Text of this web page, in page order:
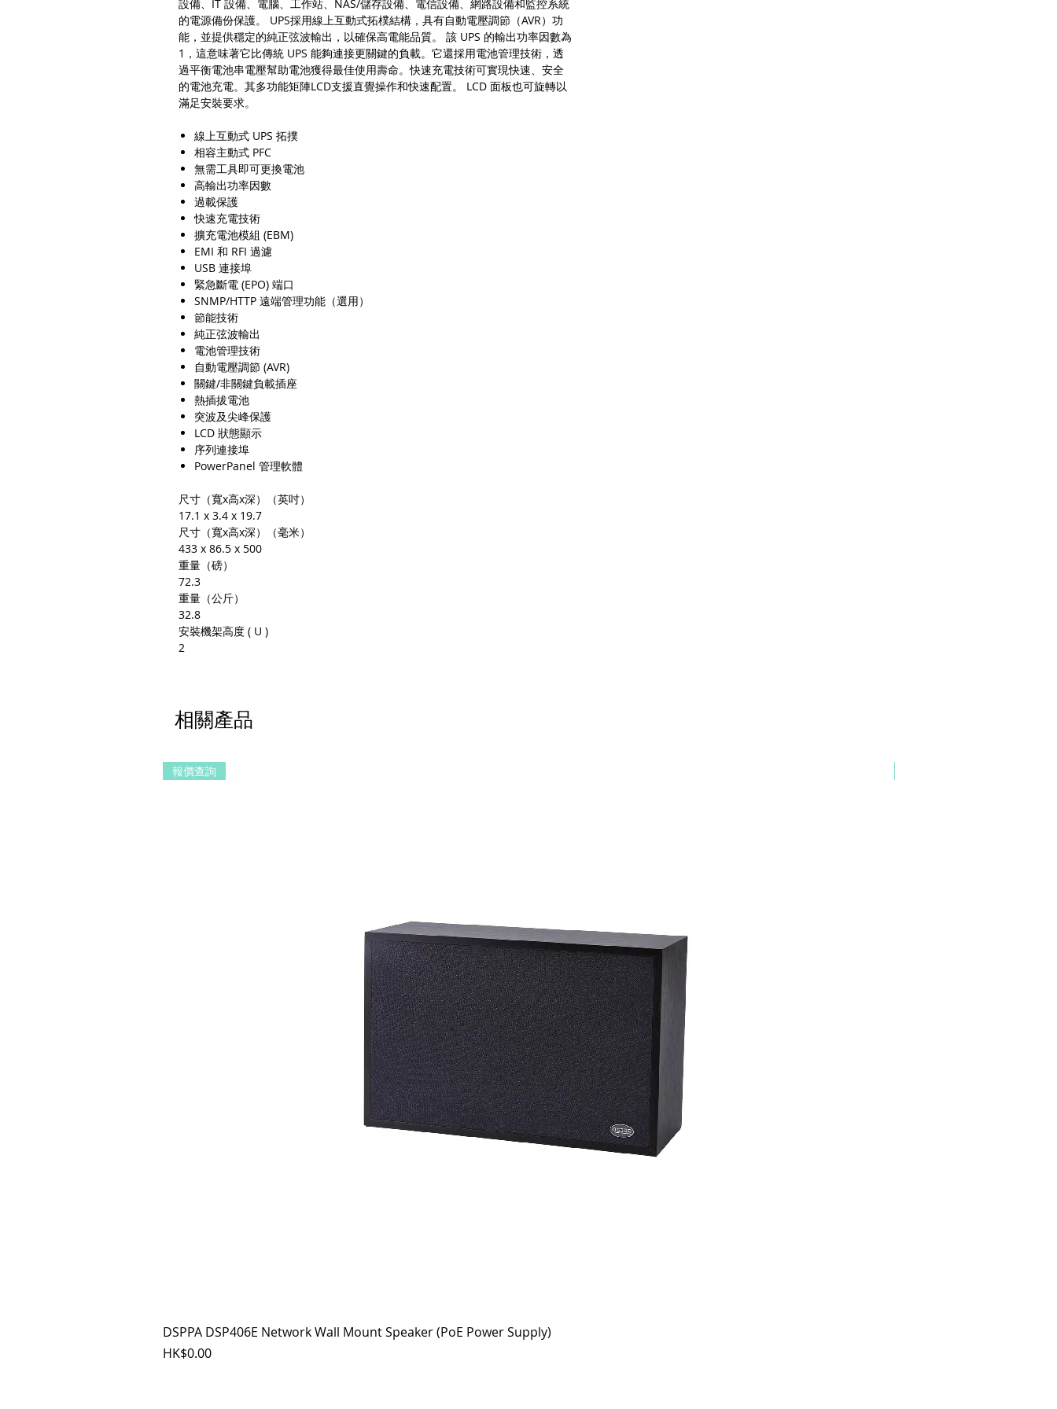
設備、IT 設備、電腦、工作站、NAS/儲存設備、電信設備、網路設備和監控系統
的電源備份保護。 UPS採用線上互動式拓樸結構，具有自動電壓調節（AVR）功
能，並提供穩定的純正弦波輸出，以確保高電能品質。 該 UPS 的輸出功率因數為
1，這意味著它比傳統 UPS 能夠連接更關鍵的負載。它還採用電池管理技術，透
過平衡電池串電壓幫助電池獲得最佳使用壽命。快速充電技術可實現快速、安全
的電池充電。其多功能矩陣LCD支援直覺操作和快速配置。 LCD 面板也可旋轉以
滿足安裝要求。
線上互動式 UPS 拓撲
相容主動式 PFC
無需工具即可更換電池
高輸出功率因數
過載保護
快速充電技術
擴充電池模組 (EBM)
EMI 和 RFI 過濾
USB 連接埠
緊急斷電 (EPO) 端口
SNMP/HTTP 遠端管理功能（選用）
節能技術
純正弦波輸出
電池管理技術
自動電壓調節 (AVR)
關鍵/非關鍵負載插座
熱插拔電池
突波及尖峰保護
LCD 狀態顯示
序列連接埠
PowerPanel 管理軟體
尺寸（寬x高x深）（英吋）
17.1 x 3.4 x 19.7
尺寸（寬x高x深）（毫米）
433 x 86.5 x 500
重量（磅）
72.3
重量（公斤）
32.8
安裝機架高度 ( U )
2
相關產品
快速瀏覽
報價查詢
DSPPA DSP406E Network Wall Mount Speaker (PoE Power Supply)
價格
HK$0.00